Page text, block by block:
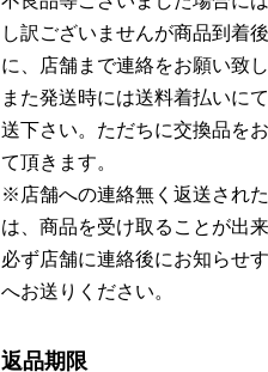
し訳ございませんが商品到着
に、店舗まで連絡をお願い致し
また発送時には送料着払いに
送下さい。ただちに交換品を
て頂きます。
※店舗への連絡無く返送され
は、商品を受け取ることが出来
必ず店舗に連絡後にお知らせ
へお送りください。
返品期限